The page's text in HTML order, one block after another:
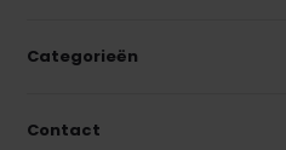
Categorieën
Contact